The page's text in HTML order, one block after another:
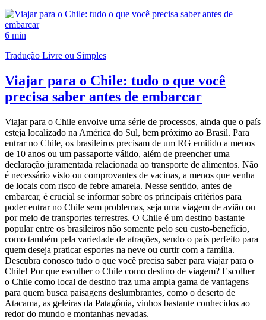
6 min
Tradução Livre ou Simples
Viajar para o Chile: tudo o que você
precisa saber antes de embarcar
Viajar para o Chile envolve uma série de processos, ainda que o país
esteja localizado na América do Sul, bem próximo ao Brasil. Para
entrar no Chile, os brasileiros precisam de um RG emitido a menos
de 10 anos ou um passaporte válido, além de preencher uma
declaração juramentada relacionada ao transporte de alimentos. Não
é necessário visto ou comprovantes de vacinas, a menos que venha
de locais com risco de febre amarela. Nesse sentido, antes de
embarcar, é crucial se informar sobre os principais critérios para
poder entrar no Chile sem problemas, seja uma viagem de avião ou
por meio de transportes terrestres. O Chile é um destino bastante
popular entre os brasileiros não somente pelo seu custo-benefício,
como também pela variedade de atrações, sendo o país perfeito para
quem deseja praticar esportes na neve ou curtir com a família.
Descubra conosco tudo o que você precisa saber para viajar para o
Chile! Por que escolher o Chile como destino de viagem? Escolher
o Chile como local de destino traz uma ampla gama de vantagens
para quem busca paisagens deslumbrantes, como o deserto de
Atacama, as geleiras da Patagônia, vinhos bastante conhecidos ao
redor do mundo e montanhas nevadas.